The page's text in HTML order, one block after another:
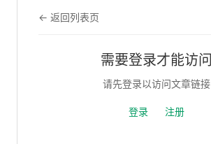
← 返回列表页
需要登录才能访问
请先登录以访问文章链接
登录 注册